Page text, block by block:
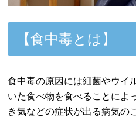
【食中毒とは】
食中毒の原因には細菌やウイ
いた食べ物を食べることによ
き気などの症状が出る病気の